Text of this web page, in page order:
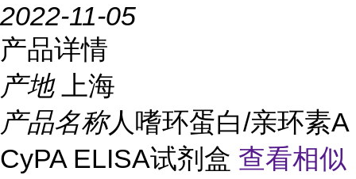
2022-11-05
产品详情
产地
上海
产品名称人嗜环蛋白/亲环素A
CyPA ELISA试剂盒 查看相似